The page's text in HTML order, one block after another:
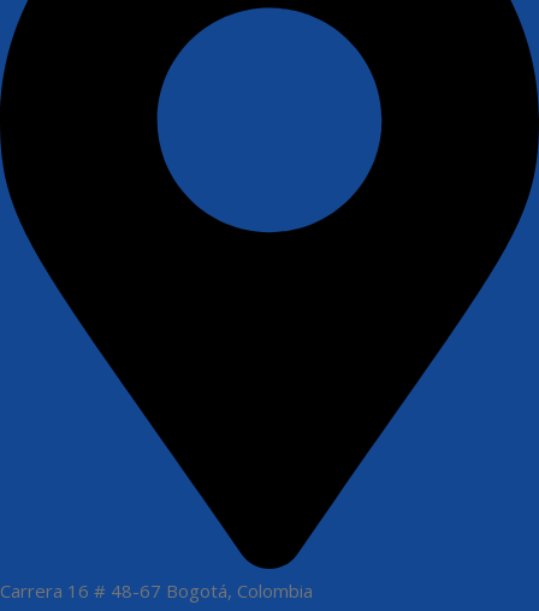
Carrera 16 # 48-67 Bogotá, Colombia